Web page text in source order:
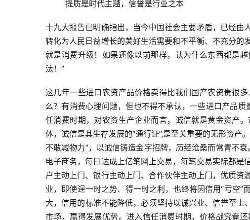
提质是时代主题，信誉是行业之本
十九大报告已明确指出，当今中国社会主要矛盾，已经由
转化为人民日益增长的美好生活需要和不平衡、不充分
就是消费升级！如果还像以前那样，认为什么东西都是
汰！”
这几年一些进口农资产品价格卖得比我们国产农资贵很
么？有消费心理问题，但也不得不承认，一些进口产品质
任消费时期，对农资生产企业而言，诚信就是黄金资产
体，诚信是其生存发展的“通行证”,是至关重要的无形资产
不敢减物力”，以诚信铸造金字招牌，历经沧桑而常青不
电子商务，每日达成上亿笔网上交易，每笔交易实际都
户主动上门、银行主动上门、合作伙伴主动上门，优质
业，即使逞一时之势、得一时之利，也终将因信用“亏空
大，信用的标准不能降低，必须坚持以诚兴业、信誉至上
市场，赢得发展优势。进入信任消费时期，价格战究竟